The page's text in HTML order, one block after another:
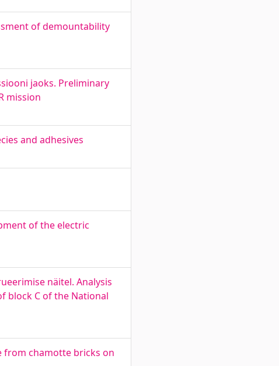
of demountability
jaoks. Preliminary
mission
and adhesives
of the electric
näitel. Analysis
block C of the National
from chamotte bricks on